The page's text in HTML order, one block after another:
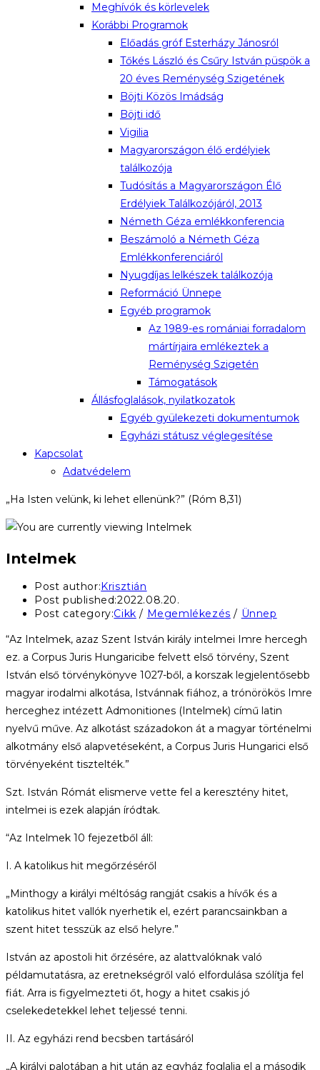
Meghívók és körlevelek
Korábbi Programok
Előadás gróf Esterházy Jánosról
Tőkés László és Csűry István püspök a
20 éves Reménység Szigetének
Böjti Közös Imádság
Böjti idő
Vigilia
Magyarországon élő erdélyiek
találkozója
Tudósítás a Magyarországon Élő
Erdélyiek Találkozójáról, 2013
Németh Géza emlékkonferencia
Beszámoló a Németh Géza
Emlékkonferenciáról
Nyugdíjas lelkészek találkozója
Reformáció Ünnepe
Egyéb programok
Az 1989-es romániai forradalom
mártírjaira emlékeztek a
Reménység Szigetén
Támogatások
Állásfoglalások, nyilatkozatok
Egyéb gyülekezeti dokumentumok
Egyházi státusz véglegesítése
Kapcsolat
Adatvédelem
„Ha Isten velünk, ki lehet ellenünk?” (Róm 8,31)
Intelmek
Post author: Krisztián
Post published:2022.08.20.
Post category:Cikk / Megemlékezés / Ünnep
“Az Intelmek, azaz Szent István király intelmei Imre hercegh
ez. a Corpus Juris Hungaricibe felvett első törvény, Szent
István első törvénykönyve 1027-ből, a korszak legjelentősebb
magyar irodalmi alkotása, Istvánnak fiához, a trónörökös Imre
herceghez intézett Admonitiones (Intelmek) című latin
nyelvű műve. Az alkotást századokon át a magyar történelmi
alkotmány első alapvetéseként, a Corpus Juris Hungarici első
törvényeként tisztelték.”
Szt. István Rómát elismerve vette fel a keresztény hitet,
intelmei is ezek alapján íródtak.
“Az Intelmek 10 fejezetből áll:
I. A katolikus hit megőrzéséről
„Minthogy a királyi méltóság rangját csakis a hívők és a
katolikus hitet vallók nyerhetik el, ezért parancsainkban a
szent hitet tesszük az első helyre.”
István az apostoli hit őrzésére, az alattvalóknak való
példamutatásra, az eretnekségről való elfordulása szólítja fel
fiát. Arra is figyelmezteti őt, hogy a hitet csakis jó
cselekedetekkel lehet teljessé tenni.
II. Az egyházi rend becsben tartásáról
„A királyi palotában a hit után az egyház foglalja el a második